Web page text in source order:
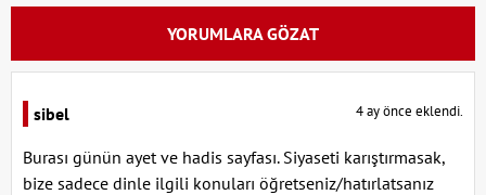
YORUMLARA GÖZAT
sibel 4 ay önce eklendi.
Burası günün ayet ve hadis sayfası. Siyaseti karıştırmasak,
bize sadece dinle ilgili konuları öğretseniz/hatırlatsanız